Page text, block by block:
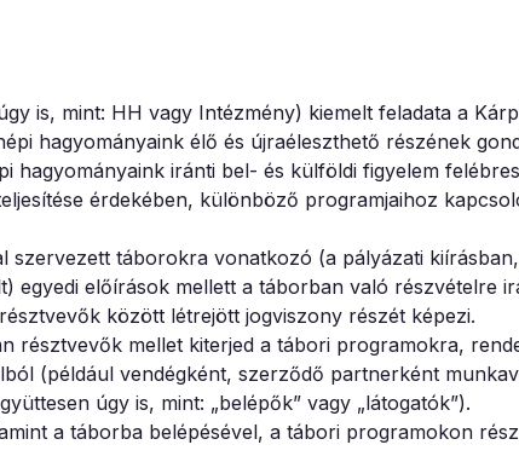
is, mint: HH vagy Intézmény) kiemelt feladata a
hagyományaink élő és újraéleszthető részének
hagyományaink iránti bel- és külföldi figyelem
érdekében, különböző programjaihoz
táborokra vonatkozó (a pályázati
egyedi előírások mellett a táborban való részvételre
között létrejött jogviszony részét képezi.
mellet kiterjed a tábori programokra,
(például vendégként, szerződő partnerként
úgy is, mint: „belépők” vagy „látogatók”).
a táborba belépésével, a tábori programokon